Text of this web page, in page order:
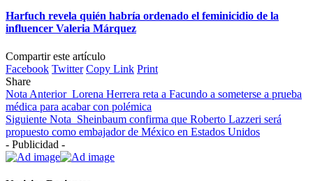
Harfuch revela quién habría ordenado el feminicidio de la
influencer Valeria Márquez
Compartir este artículo
Facebook Twitter Copy Link Print
Share
Nota Anterior Lorena Herrera reta a Facundo a someterse a prueba
médica para acabar con polémica
Siguiente Nota Sheinbaum confirma que Roberto Lazzeri será
propuesto como embajador de México en Estados Unidos
- Publicidad -